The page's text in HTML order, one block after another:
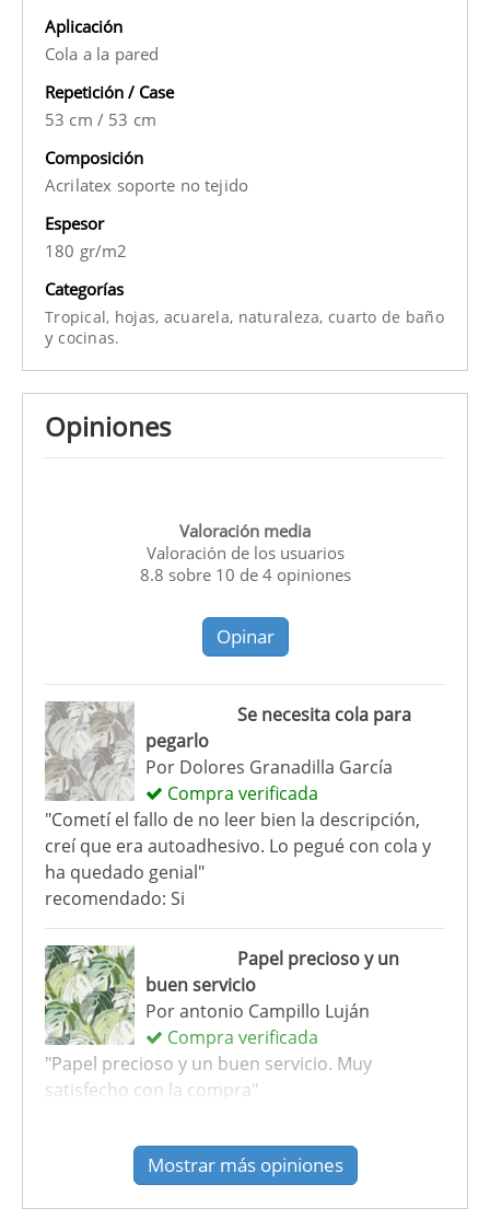
Aplicación
Cola a la pared
Repetición / Case
53 cm / 53 cm
Composición
Acrilatex soporte no tejido
Espesor
180 gr/m2
Categorías
Tropical, hojas, acuarela, naturaleza, cuarto de baño
ycocinas.
Opiniones
Valoración media
Valoración de los usuarios
8.8 sobre 10 de 4opiniones
Opinar
Se necesita cola para
pegarlo
Por Dolores Granadilla García
Compra verificada
"Cometí el fallo de no leer bien la descripción,
creí que era autoadhesivo. Lo pegué con cola y
ha quedado genial"
recomendado: Si
Papel precioso y un
buen servicio
Por antonio Campillo Luján
Compra verificada
"Papel precioso y un buen servicio. Muy
satisfecho con la compra"
Mostrar más opiniones